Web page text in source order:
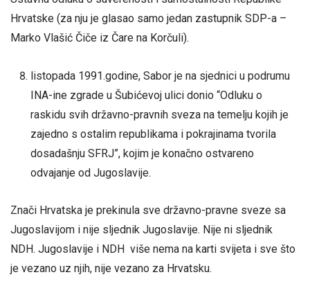
Hrvatske (za nju je glasao samo jedan zastupnik SDP-a –
Marko Vlašić Čiče iz Čare na Korčuli).
listopada 1991.godine, Sabor je na sjednici u podrumu
INA-ine zgrade u Šubićevoj ulici donio “Odluku o
raskidu svih državno-pravnih sveza na temelju kojih je
zajedno s ostalim republikama i pokrajinama tvorila
dosadašnju SFRJ”, kojim je konačno ostvareno
odvajanje od Jugoslavije.
Znači Hrvatska je prekinula sve državno-pravne sveze sa
Jugoslavijom i nije sljednik Jugoslavije. Nije ni sljednik
NDH. Jugoslavije i NDH više nema na karti svijeta i sve što
je vezano uz njih, nije vezano za Hrvatsku.